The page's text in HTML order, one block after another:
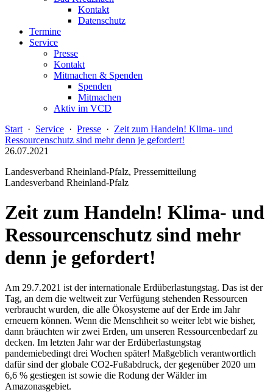
Kontakt
Datenschutz
Termine
Service
Presse
Kontakt
Mitmachen & Spenden
Spenden
Mitmachen
Aktiv im VCD
Start · Service · Presse · Zeit zum Handeln! Klima- und
Ressourcenschutz sind mehr denn je gefordert!
26.07.2021
Landesverband Rheinland-Pfalz, Pressemitteilung
Landesverband Rheinland-Pfalz
Zeit zum Handeln! Klima- und
Ressourcenschutz sind mehr
denn je gefordert!
Am 29.7.2021 ist der internationale Erdüberlastungstag. Das ist der
Tag, an dem die weltweit zur Verfügung stehenden Ressourcen
verbraucht wurden, die alle Ökosysteme auf der Erde im Jahr
erneuern können. Wenn die Menschheit so weiter lebt wie bisher,
dann bräuchten wir zwei Erden, um unseren Ressourcenbedarf zu
decken. Im letzten Jahr war der Erdüberlastungstag
pandemiebedingt drei Wochen später! Maßgeblich verantwortlich
dafür sind der globale CO2-Fußabdruck, der gegenüber 2020 um
6,6 % gestiegen ist sowie die Rodung der Wälder im
Amazonasgebiet.